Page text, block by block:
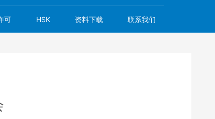
可 HSK 资料下载 联系我们